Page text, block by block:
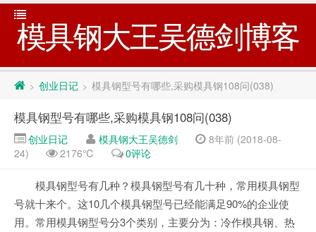
模具钢大王吴德剑博客
> 创业日记 > 模具钢型号有哪些,采购模具钢108问(038)
模具钢型号有哪些,采购模具钢108问(038)
创业日记 模具钢大王吴德剑
8年前 (2018-08-
24)
2176℃ 0评论
模具钢型号有几种？模具钢型号有几十种，常用模具钢型
号就十来个。这10几个模具钢型号已经能满足90%的企业使
用。常用模具钢型号分3个类别，主要分为：冷作模具钢、热